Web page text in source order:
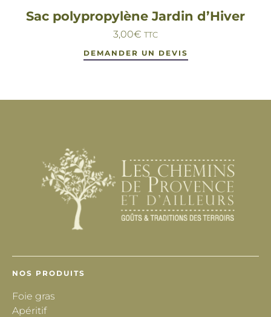
Sac polypropylène Jardin d’Hiver
3,00€ TTC
DEMANDER UN DEVIS
NOS PRODUITS
Foie gras
Apéritif